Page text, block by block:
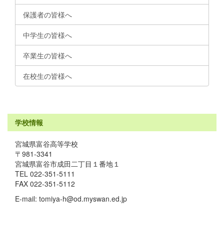
保護者の皆様へ
中学生の皆様へ
卒業生の皆様へ
在校生の皆様へ
学校情報
宮城県富谷高等学校
〒981-3341
宮城県富谷市成田二丁目１番地１
TEL 022-351-5111
FAX 022-351-5112
E-mail: tomiya-h@od.myswan.ed.jp